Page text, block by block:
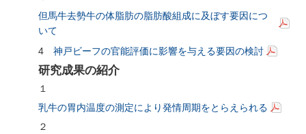
但馬牛去勢牛の体脂肪の脂肪酸組成に及ぼす要因につ
いて
4 神戸ビーフの官能評価に影響を与える要因の検討
研究成果の紹介
１
乳牛の胃内温度の測定により発情周期をとらえられる
２